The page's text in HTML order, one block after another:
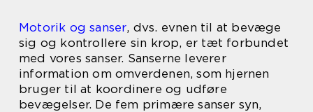
Motorik og sanser, dvs. evnen til at bevæge
sig og kontrollere sin krop, er tæt forbundet
med vores sanser. Sanserne leverer
information om omverdenen, som hjernen
bruger til at koordinere og udføre
bevægelser. De fem primære sanser syn,